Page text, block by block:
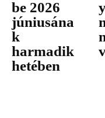
be 2026
júniusána
k
harmadik
hetében